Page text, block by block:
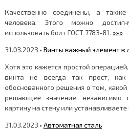
Качественно соединены, а
человека. Этого можно
использовать болт ГОСТ 7783-81. »»»
31.03.2023 • Винты важный элемент в
Хотя это кажется простой
винта не всегда так прост, как
обоснованного решения о том,
решающее значение,
картину на стену или
31.03.2023 • Автоматная сталь